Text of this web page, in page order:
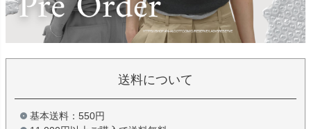
送料について
基本送料：550円